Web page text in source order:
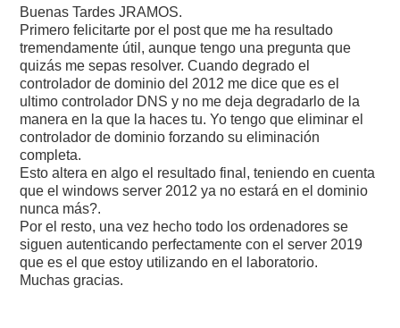
Buenas Tardes JRAMOS.
Primero felicitarte por el post que me ha resultado
tremendamente útil, aunque tengo una pregunta que
quizás me sepas resolver. Cuando degrado el
controlador de dominio del 2012 me dice que es el
ultimo controlador DNS y no me deja degradarlo de la
manera en la que la haces tu. Yo tengo que eliminar el
controlador de dominio forzando su eliminación
completa.
Esto altera en algo el resultado final, teniendo en cuenta
que el windows server 2012 ya no estará en el dominio
nunca más?.
Por el resto, una vez hecho todo los ordenadores se
siguen autenticando perfectamente con el server 2019
que es el que estoy utilizando en el laboratorio.
Muchas gracias.